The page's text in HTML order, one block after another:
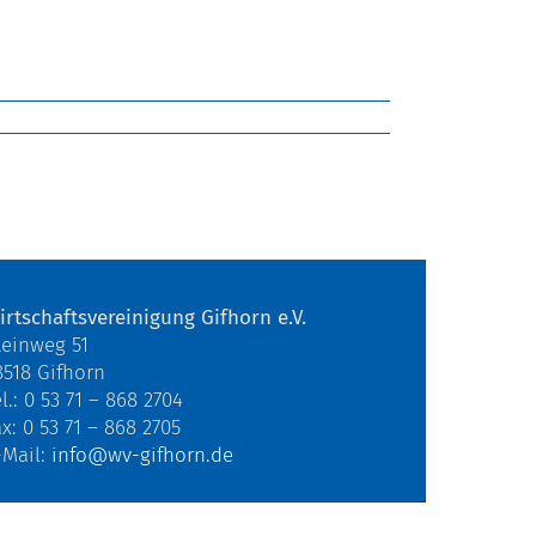
Gifhorn e.V.
51
Gifhorn
0 53 71 – 868 2704
0 53 71 – 868 2705
info@wv-gifhorn.de